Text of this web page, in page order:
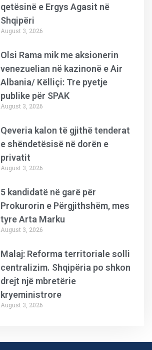
qetësinë e Ergys Agasit në
Shqipëri
August 3, 2026
Olsi Rama mik me aksionerin
venezuelian në kazinonë e Air
Albania/ Këlliçi: Tre pyetje
publike për SPAK
August 3, 2026
Qeveria kalon të gjithë tenderat
e shëndetësisë në dorën e
privatit
August 3, 2026
5 kandidatë në garë për
Prokurorin e Përgjithshëm, mes
tyre Arta Marku
August 3, 2026
Malaj: Reforma territoriale solli
centralizim. Shqipëria po shkon
drejt një mbretërie
kryeministrore
August 3, 2026